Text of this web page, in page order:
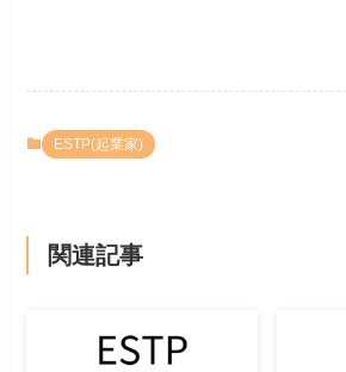
ESTP(起業家)
関連記事